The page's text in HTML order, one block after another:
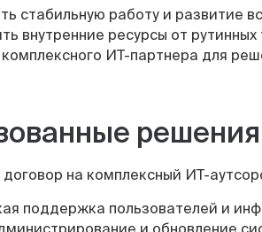
стабильную работу и развитие
внутренние ресурсы от рутинных
комплексного ИТ-партнера для
решения
на комплексный ИТ-
поддержка пользователей и
и обновление